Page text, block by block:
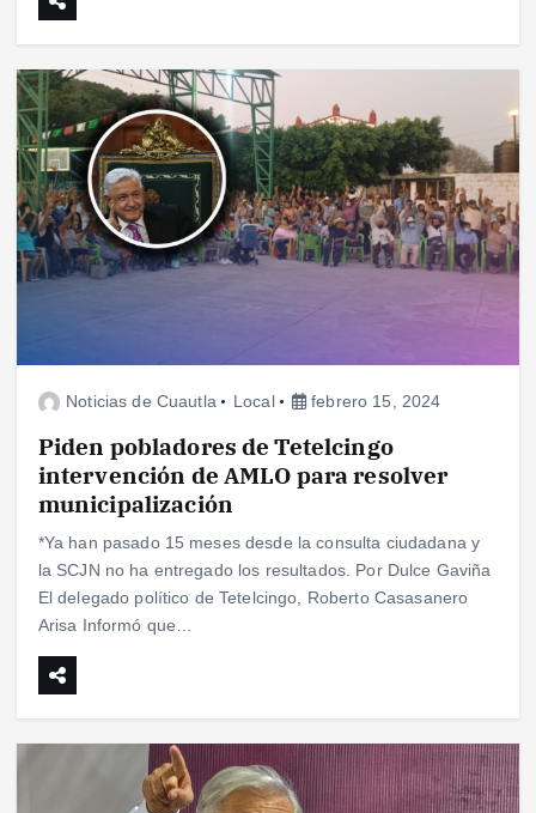
Noticias de Cuautla Local febrero 15, 2024
Piden pobladores de Tetelcingo
intervención de AMLO para resolver
municipalización
*Ya han pasado 15 meses desde la consulta ciudadana y
la SCJN no ha entregado los resultados. Por Dulce Gaviña
El delegado político de Tetelcingo, Roberto Casasanero
Arisa Informó que…